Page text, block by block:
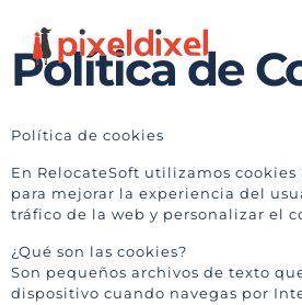
Política de
Política de cookies
En RelocateSoft utilizamos cookies
para mejorar la experiencia del
tráfico de la web y personalizar el
¿Qué son las cookies?
Son pequeños archivos de texto
dispositivo cuando navegas por